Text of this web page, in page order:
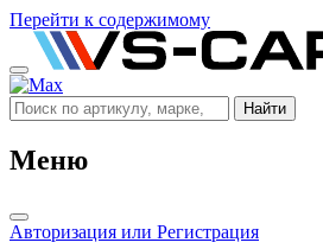
Перейти к содержимому
Найти
Меню
Авторизация или Регистрация